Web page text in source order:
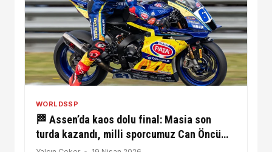
WORLDSSP
🏁 Assen’da kaos dolu final: Masia son
turda kazandı, milli sporcumuz Can Öncü
geriye düştü